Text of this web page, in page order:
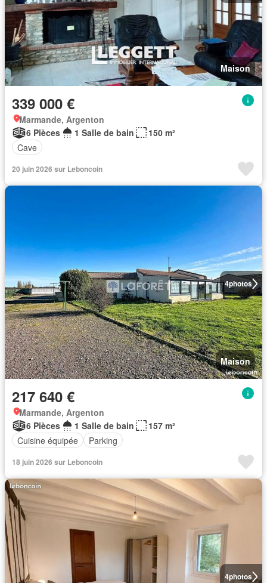
Maison
339 000 €
Marmande, Argenton
6 Pièces
1 Salle de bain
150 m²
Cave
20 juin 2026 sur Leboncoin
4photos
Maison
217 640 €
Marmande, Argenton
6 Pièces
1 Salle de bain
157 m²
Cuisine équipée
Parking
18 juin 2026 sur Leboncoin
4photos